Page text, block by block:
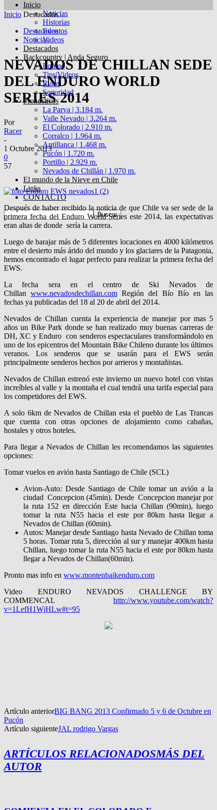
Inicio
Noticias
Historias
Eventos
Videos
Destacados
Backcountry | Anda Seguro
Equipo
Tips|Videos
Rutas
Seguridad
Pronósticos
La Parva | 3.184 m.
Valle Nevado | 3.264 m.
El Colorado | 2.910 m.
Corralco | 1.964 m.
Antillanca | 1.468 m.
Pucón | 1.720 m.
Portillo | 2.929 m.
Nevados de Chillán | 1.970 m.
El mundo de la Nieve en Chile
Links
CONTACTO
Inicio Destacados
Destacados
Noticias
NEVADOS DE CHILLAN SEDE
DEL ENDURO WORLD
SERIES 2014
Por
Racer
-
1 Octubre 2013
0
57
Después de haber recibido la noticia de que Chile va ser sede de la
primera fecha del Enduro World Series este 2014, las expectativas
eran altas de donde sería la carrera.
Luego de barajar más de 5 diferentes locaciones en 4000 kilómetros
entre el desierto más árido del mundo y los glaciares de la Patagonia,
hemos encontrado el lugar perfecto para realizar la primera fecha del
EWS.
La fecha sera en el centro de Ski Nevados de
Chillanwww.nevadosdechillan.com Región del Bío Bío en las
fechas ya publicadas del 18 al 20 de abril del 2014.
Nevados de Chillan cuenta la experiencia de manejar por mas 5
años un Bike Park donde se han realizado muy buenas carreras de
DH, XC y Enduro con senderos espectaculares transformándolo en
uno de los epicentros del Mountain Bike Chileno durante los últimos
veranos. Los senderos que se usarán para el EWS serán
principalmente senderos hechos por arrieros y montañistas.
Nevados de Chillan estrenó este invierno un nuevo hotel con vistas
increíbles al valle y la montaña el cual tendrá una tarifa especial para
los competidores del EWS.
A solo 6km de Nevados de Chillan esta el pueblo de Las Trancas
que cuenta con otras opciones de alojamiento como cabañas,
hostales y otros hoteles.
Para llegar a Nevados de Chillan les recomendamos las siguientes
opciones:
Tomar vuelos en avión hasta Santiago de Chile (SCL)
Avion-Auto: Desde Santiago de Chile tomar un avión a la
ciudad Concepcion (45min). Desde Concepcion manejar por
la ruta 152 en dirección Este hacia Chillan (90min), luego
tomar la ruta N55 hacia el este por 80km hasta llegar a
Nevados de Chillan (60min).
Autos: Manejar desde Santiago hasta Nevado de Chillan toma
5 horas. Tomar ruta 5, dirección al sur y manejar 400km hasta
Chillan, luego tomar la ruta N55 hacia el este por 80km hasta
llegar a Nevados de Chillan(60min).
Pronto mas info en www.montenbaikenduro.com
Video ENDURO NEVADOS CHALLENGE BY
COMMENCAL http://www.youtube.com/watch?
v=1LefH1WjHLw#t=95
Artículo anteriorBIG BANG 2013 Confirmado 5 y 6 de Octubre en
Pucón
Artículo siguienteJAL rodrigo Vargas
ARTÍCULOS RELACIONADOSMÁS DEL
AUTOR